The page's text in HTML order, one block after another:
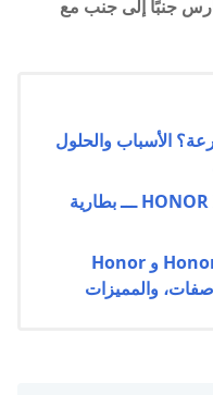
جنبًا إلى جنب مع
الأسباب والحلول
سعر ومواصفات هاتف HONOR X9d ـــ بطارية
مراجعة شاملة لـ Honor Magic8 و Honor